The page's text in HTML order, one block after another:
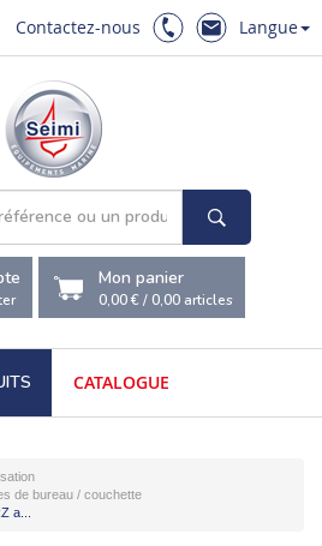
Contactez-nous Langue
Mon panier
0,00 €/0,00 articles
CATALOGUE
de bureau / couchette
a...